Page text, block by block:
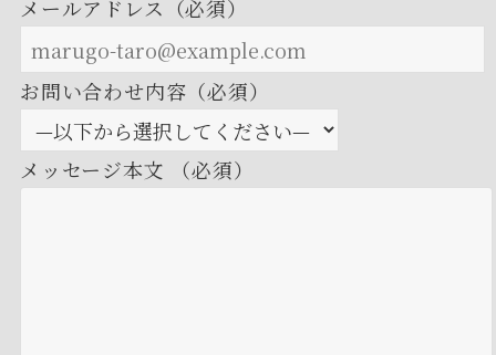
メールアドレス（必須）
お問い合わせ内容（必須）
メッセージ本文 （必須）